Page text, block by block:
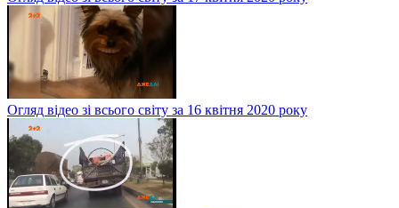
Огляд відео зі всього світу за 16 квітня 2020 року